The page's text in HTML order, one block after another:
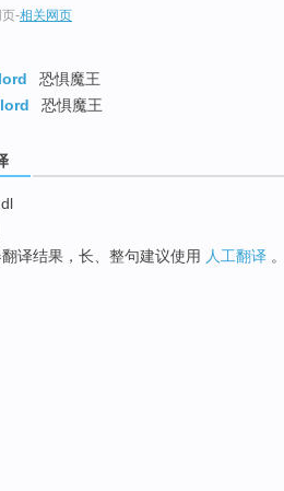
页-相关网页
恐惧魔王
恐惧魔王
译结果，长、整句建议使用 人工翻译